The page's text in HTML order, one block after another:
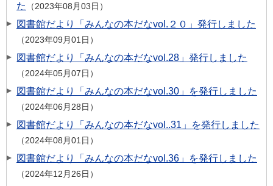
た
2023年08月03日
図書館だより「みんなの本だなvol.２０」発行しました
2023年09月01日
図書館だより「みんなの本だなvol.28」発行しました
2024年05月07日
図書館だより「みんなの本だなvol.30」を発行しました
2024年06月28日
図書館だより「みんなの本だなvol..31」を発行しました
2024年08月01日
図書館だより「みんなの本だなvol.36」を発行しました
2024年12月26日